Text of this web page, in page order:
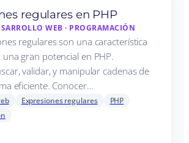
regulares en PHP
WEB · PROGRAMACIÓN
regulares son una característica
gran potencial en PHP.
validar, y manipular cadenas de
eficiente. Conocer…
Expresiones regulares
PHP